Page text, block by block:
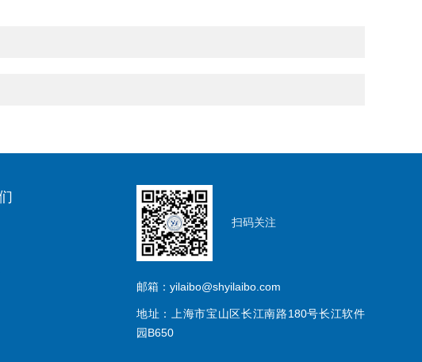
扫码关注
邮箱：yilaibo@shyilaibo.com
地址：上海市宝山区长江南路180号长江软件
园B650